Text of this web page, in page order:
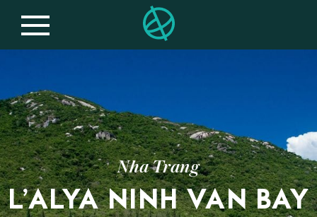
Nha Trang
L’ALYA NINH VAN BAY